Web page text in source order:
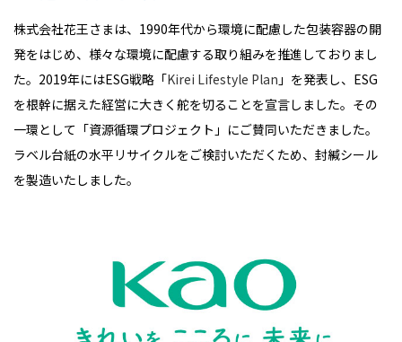
株式会社花王さまは、1990年代から環境に配慮した包装容器の開
発をはじめ、様々な環境に配慮する取り組みを推進しておりまし
た。2019年にはESG戦略「Kirei Lifestyle Plan 」を発表し、ESG
を根幹に据えた経営に大きく舵を切ることを宣言しました。その
一環として「資源循環プロジェクト」にご賛同いただきました。
ラベル台紙の水平リサイクルをご検討いただくため、封緘シール
を製造いたしました。